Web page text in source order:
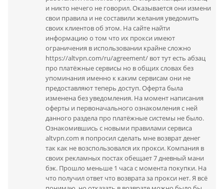
и никто нечего не говорил. Оказывается они измени
свои правила и не составили желания уведомить
своих клиентов об этом. На сайте найти
информацию о том что их прокси имеют
ограничения в использовании крайне сложно
https://altvpn.com/ru/agreement/ вот тут есть абзац
про платёжные сервисы но в общих словах без
упоминания именно к каким сервисам они не
предоставляют теперь доступ. Оферта была
изменена без уведомления. На момент написания
оферты и первоначального ознакомления с ней
данного раздела про платёжные системы не было.
Ознакомившись с новыми правилами сервиса
altvpn.com я попросил сделать мне возврат денег
так как не возспользовался их прокси. Компания в
своих рекламных постах обещает 7 дневный мани
бэк. Прошло меньше 1 часа с момента покупки. На
что получил ответ что возврата за прокси нет. Я всё